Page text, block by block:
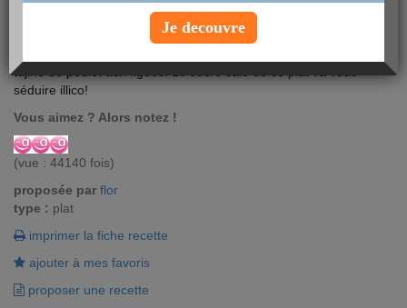
tajine de poulet aux figues. Le sucré salé de ce plat va vous
séduire illico!
Vous aimez ? Alors notez !
(vue : 44140 fois)
proposée par flor
type : plat
imprimer la fiche recette
ajouter à mes favoris
proposer une recette
Je decouvre